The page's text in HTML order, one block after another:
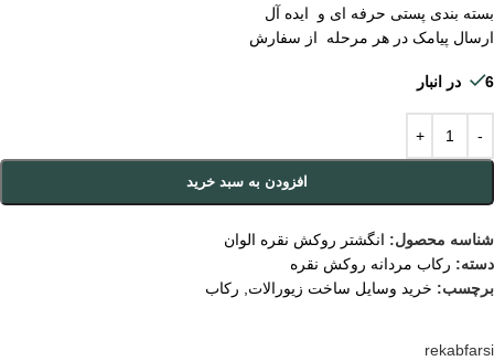
بسته بندی پستی حرفه ای و ایده آل
ارسال پیامک در هر مرحله از سفارش
6 در انبار
افزودن به سبد خرید
شناسه محصول: انگشتر روکش نقره الوان
دسته: رکاب مردانه روکش نقره
برچسب: خرید وسایل ساخت زیورالات, رکاب
rekabfarsi